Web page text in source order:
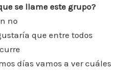
se llame este grupo?
no
que entre todos
días vamos a ver cuáles